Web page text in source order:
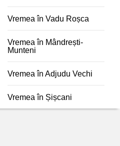
Vremea în Vadu Roșca
Vremea în Mândrești-
Munteni
Vremea în Adjudu Vechi
Vremea în Șișcani